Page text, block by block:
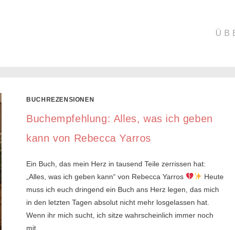
BUCHREZENSIONEN
Buchempfehlung: Alles, was ich geben
kann von Rebecca Yarros
Ein Buch, das mein Herz in tausend Teile zerrissen hat:
„Alles, was ich geben kann“ von Rebecca Yarros
Heute
muss ich euch dringend ein Buch ans Herz legen, das mich
in den letzten Tagen absolut nicht mehr losgelassen hat.
Wenn ihr mich sucht, ich sitze wahrscheinlich immer noch
mit…